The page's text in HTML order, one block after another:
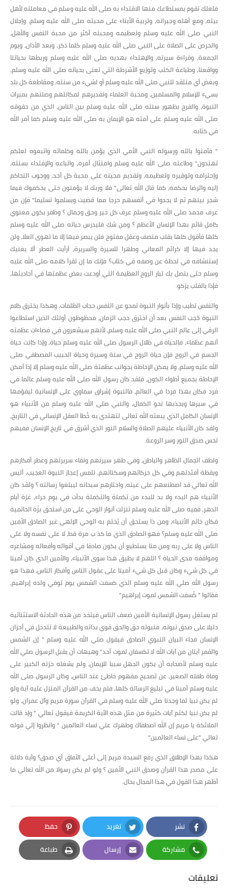
فلعلك تقوم بمستطاعك منها الاقتداء به صلى الله عليه وسلم في معاملته لأهل
بيته، ومع أهله وجيرانه، وتربية الأبناء على محبته صلى الله عليه وسلم، وإجلال
النبي صلى الله عليه وسلم وتعظيمه ومحبته أكثر من محبة النفس والأهل،
والحرص على الصلاة على النبي صلى الله عليه وسلم كلما ذكر، وبعد الأذان، ويوم
الجمعة، وقراءة سيرته، والإهتداء بهديه صلى الله عليه وسلم وربطها بحياتنا
وواقعنا، وطباعة الكتب وتوزيع الأشرطة التي تعنى بحياته صلى الله عليه وسلم،
وبغض أي منتقد للنبي صلى الله عليه وسلم أو لشيء من سنته، ومقاطعة كل بلد
يسيء للإسلام والمسلمين، ومحبة العلماء وتقديرهم لمكانتهم وصلتهم بميراث
النبوة، والفرح بظهور سنته صلى الله عليه وسلم بين الناس، الذي من حقوقه
صلى الله عليه وسلم على أمته هو الإيمان به صلى الله عليه وسلم كما أمر الله
في كتابه.
" فآمنوا بالله ورسوله النبي الأمي الذي يؤمن بالله وكلماته واتبعوه لعلكم
تهتدون" وطاعته صلى الله عليه وسلم وامتثال أمره، واتباعه والإقتداء بسنته،
وإحترامه وتوقيره وتعظيمه، وتقديم محبته على محبة كل أحد، ووجوب التحاكم
إليه والرضا بحكمه، كما قال الله تعالى" فلا وربك لا يؤمنون حتى يحكموك فيما
شجر بينهم ثم لا يجدوا في أنفسهم حرجا مما قضيت ويسلموا تسليما" فإن من
عرف محمد صلى الله عليه وسلم عرف كل خير وحق وجمال ؟ وظفر بكون معنوي
كامل قائم بهذا الإنسان الأعظم ؟ ومن شك فليدرس حياته صلى الله عليه وسلم
كلها فأقول كلها بقلب منصف وعقل مفتوح فلن يبصر فيها إلا ما تهوى العلا، ولن
يجد فيها إلا كرائم المعاني وطهرا للسيرة والسريرة، أرأيت العطر ألا يغنيك
إستنشاقه في لحظة عن وصفه في كتاب؟ فإنك ما إن تقرأ كلامه صلى الله عليه
وسلم حتى يتصل بك تيار الروح العظيمة التي أودعت بعض عظمتها في أحاديثها،
فإذا بالقلب يزكو.
والنفس تطيب وإذا بأنوار النبوة تمحو عن النفس حجاب الظلمات، وهكذا يخترق كلام
النبوة حُجب النفس بعد أن اخترق حجب الزمان، محظوظون أولئك الذين استطاعوا
الرقي إلى عالم النبي صلى الله عليه وسلم، لأنهم سيشعرون في فضاءات عظمته
أنهم عظماء، فالحياة في ظلال الرسول صلى الله عليه وسلم حياة، وإذا كانت حياة
الجسم في الروح فإن حياة الروح في سنة وسيرة وحياة الحبيب المصطفي صلى
الله عليه وسلم، ولا يمكن الإحاطة بجوانب عظمتة صلى الله عليه وسلم إلا إذا أمكن
الإحاطة بجميع أطواء الكون، فلقد كان رسول الله صلى الله عليه وسلم عالَما في
فرد فكان بهذا فردا في العالم، فالنبوة إشراق سماوي على الإنسانية ليقوّمها
في سيرها ويجذبها نحو الكمال، والنبي صلى الله عليه وسلم من الأنبياء هو
الإنسان الكامل الذي يبعثه الله تعالى لتهتدي به خُطا العقل الإنساني في التاريخ،
ولقد كان الأنبياء عليهم الصلاة والسلام النور الذي أشرق في تاريخ الإنسان ففيهم
تحس صدق النور وسر الروعة.
ولطف الجمال الظاهر والباطن، وفي طهر سيرتهم ونقاء سريرتهم وعطر أفكارهم
ويقظة أفئدتهم وفي كل حركاتهم وسكناتهم، تلمس إعجاز النبوة العجيب، أليس
الله تعالي قد اصطنعهم على عينه، واختارهم سبحانه ليبلغوا رسالته ؟ ولقد كان
الأنبياء هم البدء ولا بد للبدء من تكملة والتكملة بدأت في يوم حراء، غرّة أيام
الدهر، ففيه صلى الله عليه وسلم تنزلت أنوار الوحي على من استحق بزّة الخاتمية
فكان خاتم الأنبياء، ومن ذا يستحق أن يُختم به الوحي الإلهي غير الصادق الأمين
صلى الله عليه وسلم؟ فهو الصادق الذي ما كذ ب مرة قط، لا على نفسه ولا على
الناس ولا على ربه ومن منا يستطيع أن يكون صادقا في أقواله وأفعاله ومشاعره
ومواقفه مدى الحياة ؟ اللهم لا يطيق هذا سوى الأنبياء، والأمين الذي كان أمينا
في كل شيء وكان قبل كل شيء أمينا على عقول الناس وأفكار الناس، فهذا هو
رسول الله صلي الله عليه وسلم الذي كسفت الشمس يوم توفي ولده إبراهيم،
فقالوا " كُسفت الشمس لموت إبراهيم"
لم يستغل رسول الإنسانية الأمين ضعف الناس فيتخذ من هذه الحادثة الاستثنائية
دليلا على صدق نبوته، فنبوته حق والحق قوي بذاته والطبيعة لا تتدخل في أحزان
الإنسان فجاء البيان النبوي الصادق فيقول صلي الله عليه وسلم " إن الشمس
والقمر آيتان من آيات الله لا تكسفان لموت أحد" وهيهات أن يقبل الرسول صلي الله
عليه وسلم لأصحابه أن يكون الجهل سببا للإيمان، ولم يشغله حزنه الكبير على
وفاة طفله الصغير، عن تصحيح مفهوم خاطئ عند الناس، وكان الرسول صلى الله
عليه وسلم أمينا في تبليغ الرسالة كلها، فلم يخف من القرآن المنزل عليه آية ولو
لم يكن نبيا لما وجدنا صلي الله عليه وسلم في القرآن سورة مريم وآل عمران، ولو
لم يكن نبيا لكتم آيات كثيرة من مثل هذه الآية الكريمة فيقول تعالي " وإذ قالت
الملائكة يا مريم إن الله اصطفاك وطهرك علي نساء العالمين " وانظروا إلي قوله
تعالي "على نساء العالمين"
هكذا بهذا الإطلاق الذي رفع السيدة مريم إلى أعلى الآفاق أي صدق؟ وأية دلالة
على مصدر هذا القرآن وصدق النبي الأمين ؟ ولو لم يكن رسولا من الله تعالي ما
أظهر هذا القول في هذا المجال بحال.
نشر
Facebook
تغريد
Twitter
حفظ
Pinterest
مشاركة
Whatsapp
إرسال
Email
طباعة
Print
تعليقات